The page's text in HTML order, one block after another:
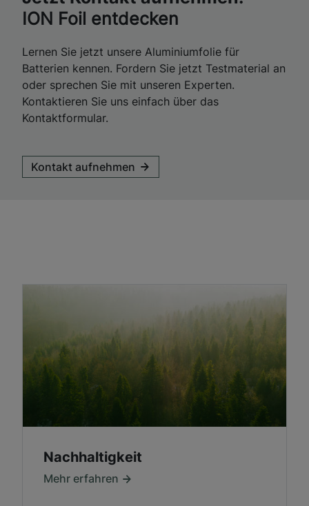
ION Foil entdecken
Lernen Sie jetzt unsere Aluminiumfolie für
Batterien kennen. Fordern Sie jetzt Testmaterial an
oder sprechen Sie mit unseren Experten.
Kontaktieren Sie uns einfach über das
Kontaktformular.
Kontakt aufnehmen
Nachhaltigkeit
Mehr erfahren